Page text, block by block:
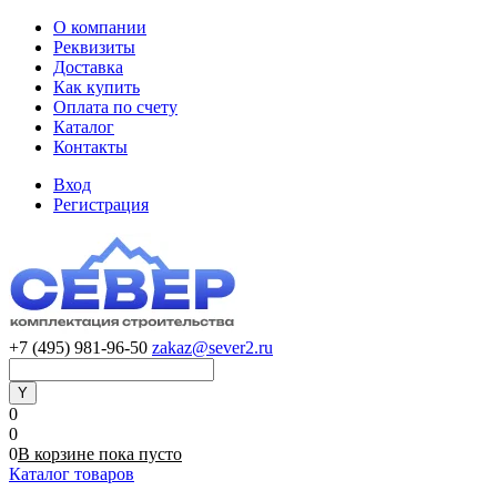
О компании
Реквизиты
Доставка
Как купить
Оплата по счету
Каталог
Контакты
Вход
Регистрация
+7 (495) 981-96-50 zakaz@sever2.ru
0
0
0В корзине пока пусто
Каталог товаров